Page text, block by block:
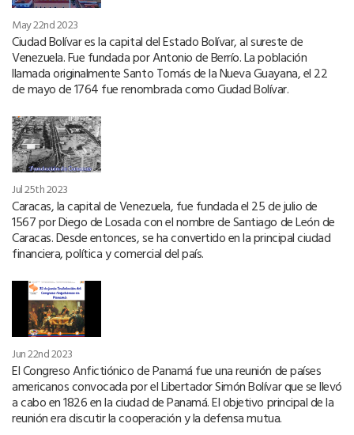
May 22nd 2023
Ciudad Bolívar es la capital del Estado Bolívar, al sureste de
Venezuela. Fue fundada por Antonio de Berrío. La población
llamada originalmente Santo Tomás de la Nueva Guayana, el 22
de mayo de 1764 fue renombrada como Ciudad Bolívar.
Jul 25th 2023
Caracas, la capital de Venezuela, fue fundada el 25 de julio de
1567 por Diego de Losada con el nombre de Santiago de León de
Caracas. Desde entonces, se ha convertido en la principal ciudad
financiera, política y comercial del país.
Jun 22nd 2023
El Congreso Anfictiónico de Panamá fue una reunión de países
americanos convocada por el Libertador Simón Bolívar que se llevó
a cabo en 1826 en la ciudad de Panamá. El objetivo principal de la
reunión era discutir la cooperación y la defensa mutua.